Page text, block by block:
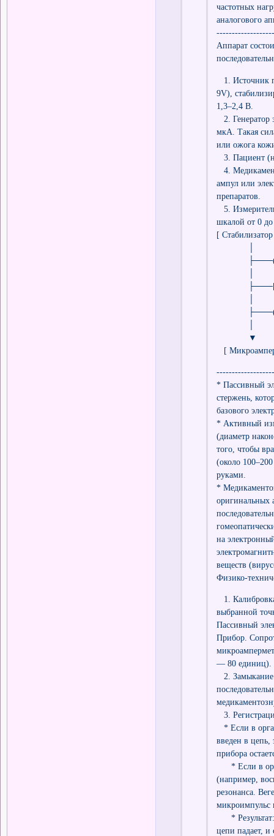
частотных
аналогового
Аппарат
1. Источник
9V),
1,3–2,4 В.
2. Генератор
мкА. Такая
или ожога
3. Пациент
4.
ампул или
препаратов.
5.
шкалой от 0
[
├───(
├───[
├───(
▼
[
* Пассивный
стержень,
базового
* Активный
(диаметр
того, чтобы
(около
руками.
*
оригинальных
на
веществ
Физико-
1.
выбранной
Пассивный
Прибор.
— 80 единиц).
2. Замыкание
3.
* Если в
введен в цепь,
прибора
* Если в
(например,
резонанса.
микроимпульс
* Результат:
цепи падает, и